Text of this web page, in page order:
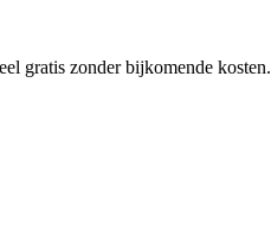
gratis zonder bijkomende kosten.